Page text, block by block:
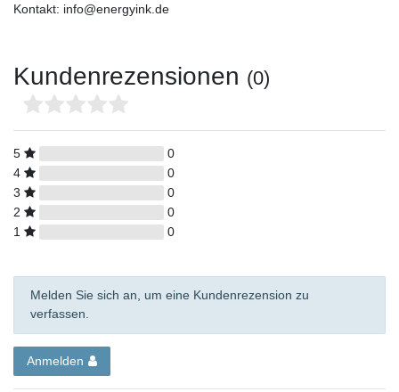
Kontakt: info@energyink.de
Kundenrezensionen (0)
5
0
4
0
3
0
2
0
1
0
Melden Sie sich an, um eine Kundenrezension zu
verfassen.
Anmelden